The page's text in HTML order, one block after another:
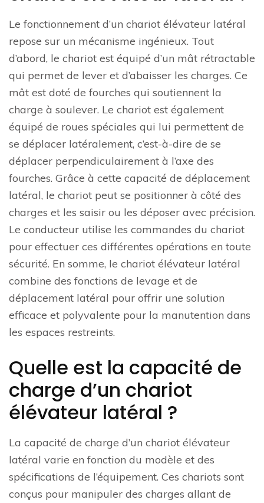
Le fonctionnement d’un chariot élévateur latéral
repose sur un mécanisme ingénieux. Tout
d’abord, le chariot est équipé d’un mât rétractable
qui permet de lever et d’abaisser les charges. Ce
mât est doté de fourches qui soutiennent la
charge à soulever. Le chariot est également
équipé de roues spéciales qui lui permettent de
se déplacer latéralement, c’est-à-dire de se
déplacer perpendiculairement à l’axe des
fourches. Grâce à cette capacité de déplacement
latéral, le chariot peut se positionner à côté des
charges et les saisir ou les déposer avec précision.
Le conducteur utilise les commandes du chariot
pour effectuer ces différentes opérations en toute
sécurité. En somme, le chariot élévateur latéral
combine des fonctions de levage et de
déplacement latéral pour offrir une solution
efficace et polyvalente pour la manutention dans
les espaces restreints.
Quelle est la capacité de
charge d’un chariot
élévateur latéral ?
La capacité de charge d’un chariot élévateur
latéral varie en fonction du modèle et des
spécifications de l’équipement. Ces chariots sont
conçus pour manipuler des charges allant de